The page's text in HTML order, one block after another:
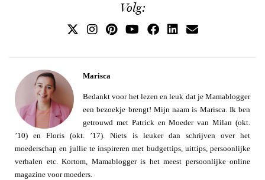
Volg:
Marisca
Bedankt voor het lezen en leuk dat je Mamablogger
een bezoekje brengt! Mijn naam is Marisca. Ik ben
getrouwd met Patrick en Moeder van Milan (okt.
’10) en Floris (okt. ’17). Niets is leuker dan schrijven over het
moederschap en jullie te inspireren met budgettips, uittips, persoonlijke
verhalen etc. Kortom, Mamablogger is het meest persoonlijke online
magazine voor moeders.